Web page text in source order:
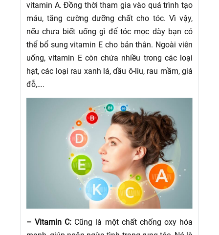
vitamin A. Đồng thời tham gia vào quá trình tạo
máu, tăng cường dưỡng chất cho tóc. Vì vậy,
nếu chưa biết uống gì để tóc mọc dày bạn có
thể bổ sung vitamin E cho bản thân. Ngoài viên
uống, vitamin E còn chứa nhiều trong các loại
hạt, các loại rau xanh lá, dầu ô-liu, rau mầm, giá
đỗ,….
– Vitamin C: Cũng là một chất chống oxy hóa